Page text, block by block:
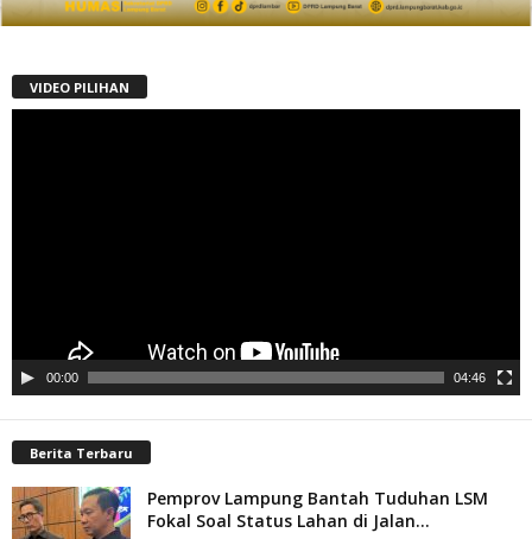
VIDEO PILIHAN
00:00 04:46
Berita Terbaru
Pemprov Lampung Bantah Tuduhan LSM
Fokal Soal Status Lahan di Jalan...